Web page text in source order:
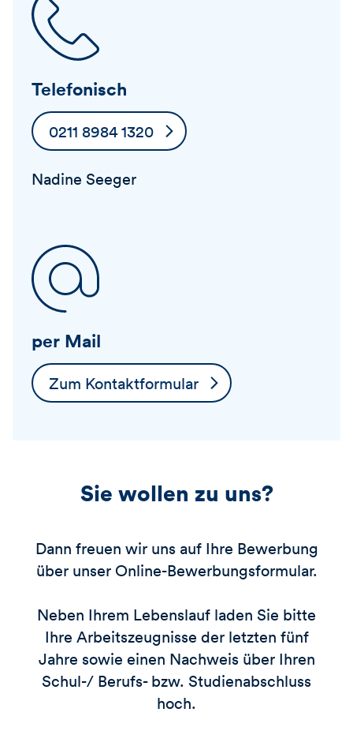
Telefonisch
0211 8984 1320
Nadine Seeger
per Mail
Zum Kontaktformular
Sie wollen zu uns?
Dann freuen wir uns auf Ihre Bewerbung
über unser Online-Bewerbungsformular.
Neben Ihrem Lebenslauf laden Sie bitte
Ihre Arbeitszeugnisse der letzten fünf
Jahre sowie einen Nachweis über Ihren
Schul-/ Berufs- bzw. Studienabschluss
hoch.